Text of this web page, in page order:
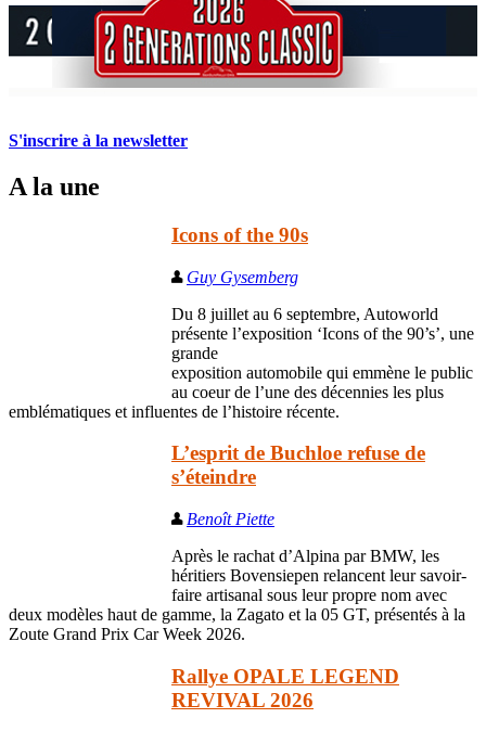
S'inscrire à la newsletter
A la une
Icons of the 90s
Guy Gysemberg
Du 8 juillet au 6 septembre, Autoworld
présente l’exposition ‘Icons of the 90’s’, une
grande
exposition automobile qui emmène le public
au coeur de l’une des décennies les plus
emblématiques et influentes de l’histoire récente.
L’esprit de Buchloe refuse de
s’éteindre
Benoît Piette
Après le rachat d’Alpina par BMW, les
héritiers Bovensiepen relancent leur savoir-
faire artisanal sous leur propre nom avec
deux modèles haut de gamme, la Zagato et la 05 GT, présentés à la
Zoute Grand Prix Car Week 2026.
Rallye OPALE LEGEND
REVIVAL 2026